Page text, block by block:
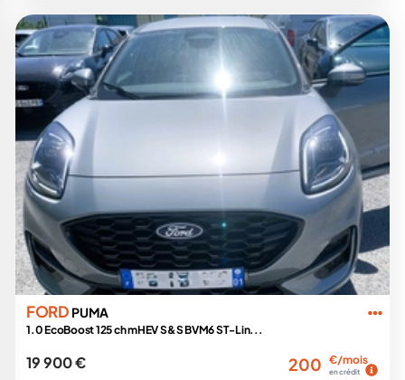
FORD PUMA
1.0 EcoBoost 125 ch mHEV S&S BVM6 ST-Lin...
19 900 € 200 €/mois
en crédit